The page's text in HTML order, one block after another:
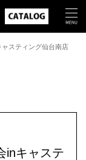
スティング仙台南店
inキャステ